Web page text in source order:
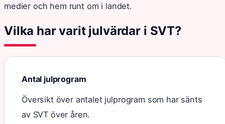
medier och hem runt om i landet.
Vilka har varit julvärdar i SVT?
Antal julprogram
Översikt över antalet julprogram som har sänts
av SVT över åren.